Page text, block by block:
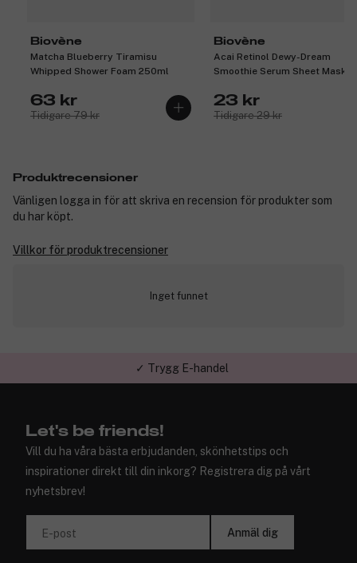
Biovène
Matcha Blueberry Tiramisu
Whipped Shower Foam 250ml
63 kr
Tidigare 79 kr
Biovène
Acai Retinol Dewy-Dream
Smoothie Serum Sheet Mask
23 kr
Tidigare 29 kr
Produktrecensioner
Vänligen logga in för att skriva en recension för produkter som
du har köpt.
Villkor för produktrecensioner
Inget funnet
✓ Trygg E-handel
Let's be friends!
Vill du ha våra bästa erbjudanden, skönhetstips och
inspirationer direkt till din inkorg? Registrera dig på vårt
nyhetsbrev!
E-post Anmäl dig